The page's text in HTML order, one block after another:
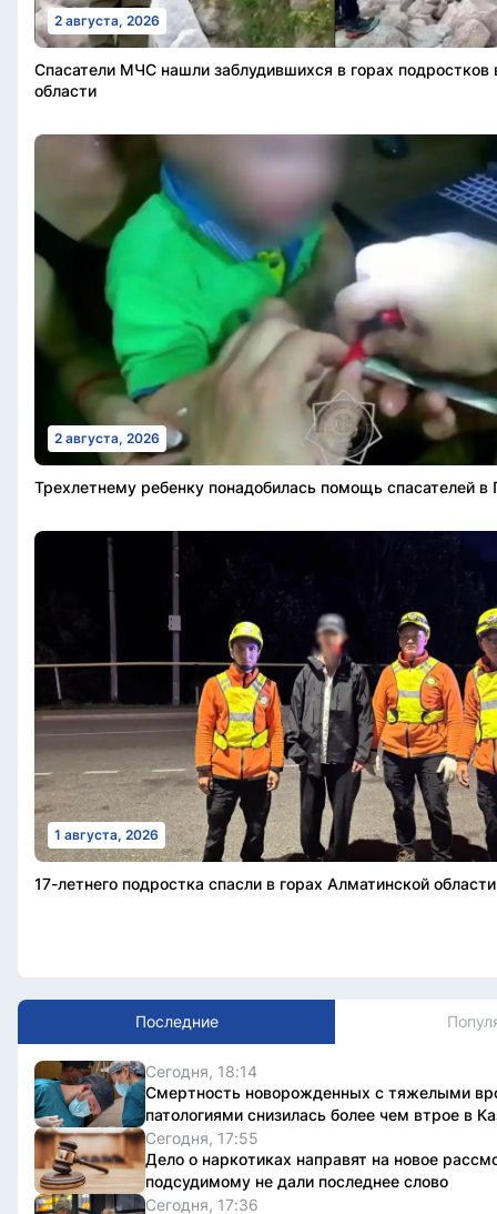
2 августа, 2026
Спасатели МЧС нашли заблудившихся в горах подростков
области
2 августа, 2026
Трехлетнему ребенку понадобилась помощь спасателей в
1 августа, 2026
17-летнего подростка спасли в горах Алматинской области
Последние
Сегодня, 18:14
Смертность новорожденных с тяжелыми
патологиями снизилась более чем втрое в
Сегодня, 17:55
Дело о наркотиках направят на новое
подсудимому не дали последнее слово
Сегодня, 17:36